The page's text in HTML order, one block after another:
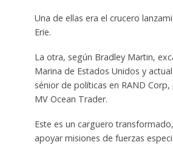
Una de ellas era el crucero
Erie.
La otra, según Bradley Martin,
Marina de Estados Unidos y
sénior de políticas en RAND Corp,
MV Ocean Trader.
Este es un carguero
apoyar misiones de fuerzas